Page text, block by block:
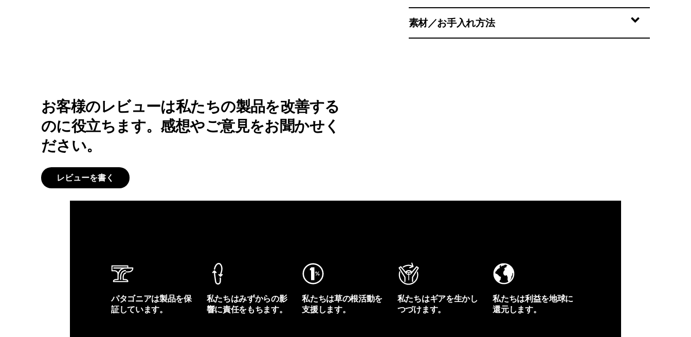
素材／お手入れ方法
お客様のレビューは私たちの製品を改善する
のに役立ちます。感想やご意見をお聞かせく
ださい。
レビューを書く
パタゴニアは製品を保
証しています。
私たちはみずからの影
響に責任をもちます。
私たちは草の根活動を
支援します。
私たちはギアを生かし
つづけます。
私たちは利益を地球に
還元します。